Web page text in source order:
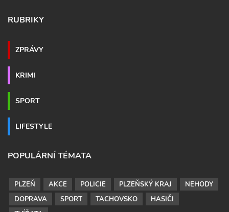
RUBRIKY
ZPRÁVY
KRIMI
SPORT
LIFESTYLE
POPULÁRNÍ TÉMATA
PLZEŇ AKCE POLICIE PLZEŇSKÝ KRAJ
NEHODY
DOPRAVA
SPORT TACHOVSKO
HASIČI